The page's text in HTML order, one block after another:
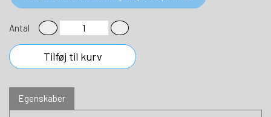
Antal
Tilføj til kurv
Egenskaber